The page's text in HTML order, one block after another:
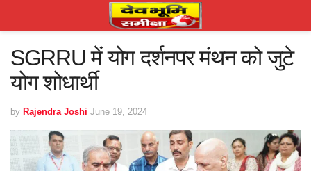
SGRRU में योग दर्शनपर मंथन को जुटे
योग शोधार्थी
by Rajendra Joshi June 19, 2024